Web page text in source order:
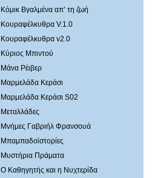
Κόμικ Βγαλμένα απ’ τη ζωή
Κουραφέλκυθρα V.1.0
Κουραφέλκυθρα v2.0
Κύριος Μπιντού
Μάνα Ρέιβερ
Μαρμελάδα Κεράσι
Μαρμελάδα Κεράσι S02
Μεταλλάδες
Mνήμες Γαβριήλ Φρανσουά
Μπαμπαδοϊστορίες
Μυστήρια Πράματα
Ο Καθηγητής και η Νυχτερίδα